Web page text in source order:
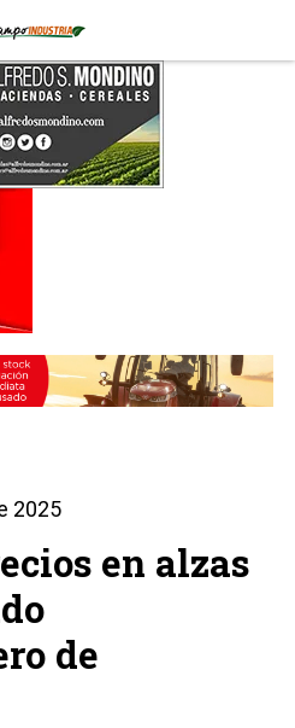
en alzas
de
2025